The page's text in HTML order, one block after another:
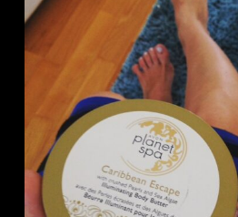
kengätön
kolmekymppinen